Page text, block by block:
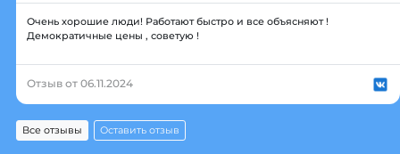
Очень хорошие люди! Работают быстро и все объясняют !
Демократичные цены , советую !
Отзыв от 06.11.2024
Все отзывы Оставить отзыв